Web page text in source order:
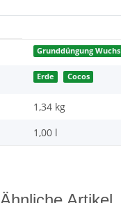
Grunddüngung Wuchs
Erde Cocos
1,34 kg
1,00 l